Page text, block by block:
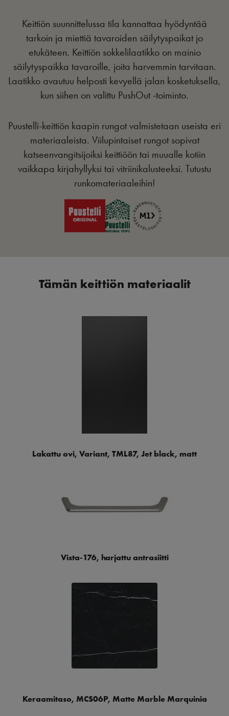
Keittiön suunnittelussa tila kannattaa hyödyntää
tarkoin ja miettiä tavaroiden säilytyspaikat jo
etukäteen. Keittiön sokkelilaatikko on mainio
säilytyspaikka tavaroille, joita harvemmin tarvitaan.
Laatikko avautuu helposti kevyellä jalan kosketuksella,
kun siihen on valittu PushOut -toiminto.
Puustelli-keittiön kaapin rungot valmistetaan useista eri
materiaaleista. Viilupintaiset rungot sopivat
katseenvangitsijoiksi keittiöön tai muualle kotiin
vaikkapa kirjahyllyksi tai vitriinikalusteeksi. Tutustu
runkomateriaaleihin!
Tämän keittiön materiaalit
Lakattu ovi, Variant, TML87, Jet black, matt
Vista-176, harjattu antrasiitti
Keraamitaso, MCS06P, Matte Marble Marquinia